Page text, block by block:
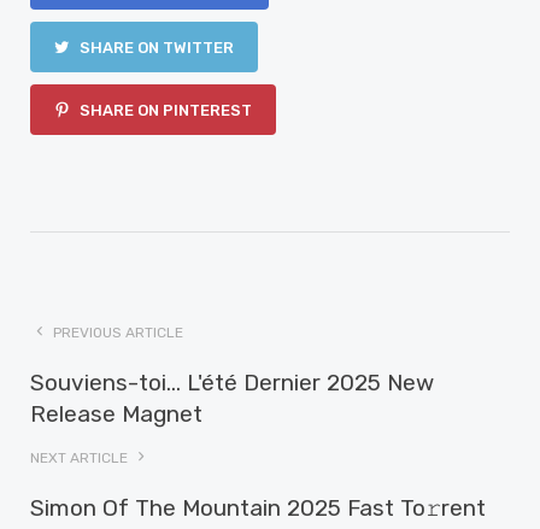
SHARE ON TWITTER
SHARE ON PINTEREST
PREVIOUS ARTICLE
Souviens-toi... L'été Dernier 2025 New
Release Magnet
NEXT ARTICLE
Simon Of The Mountain 2025 Fast To𝚛rent